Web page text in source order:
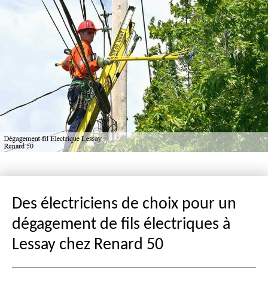
Des électriciens de choix pour un
dégagement de fils électriques à
Lessay chez Renard 50